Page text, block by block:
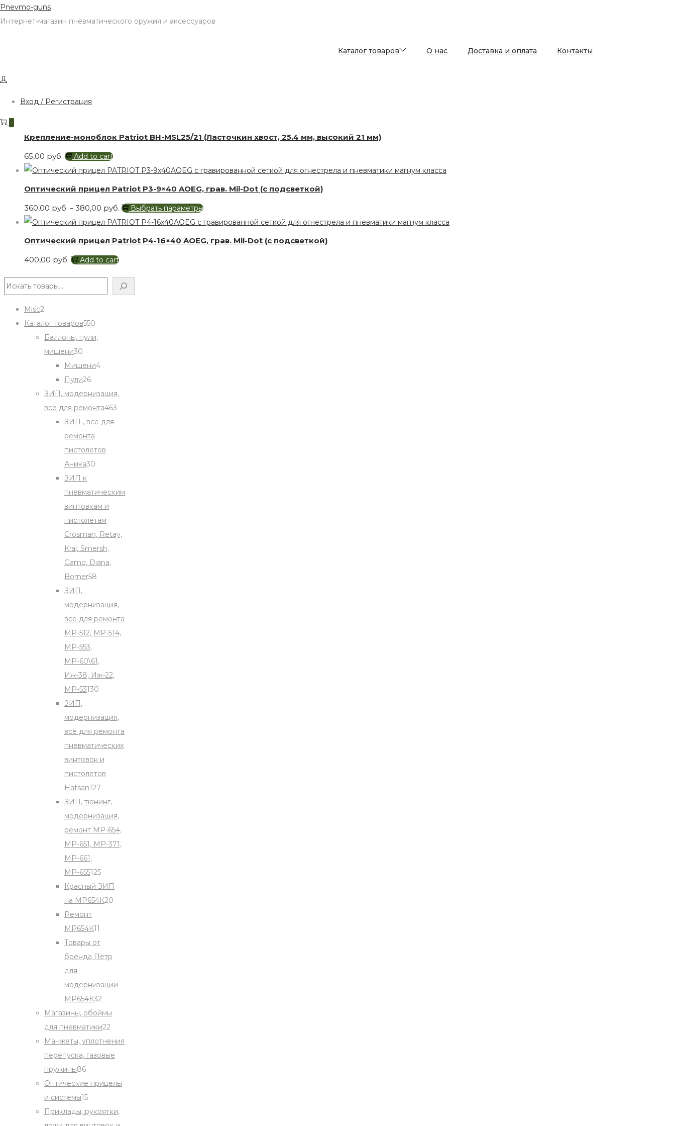
Skip
to
Skip
to
Pnevmo-guns
Интернет-магазин пневматического оружия и аксессуаров
Каталог товаров О нас Доставка и оплата Контакты
Вход / Регистрация
0
Показать 3 результатов
Крепление-моноблок Patriot BH-MSL25/21 (Ласточкин хвост, 25.4 мм, высокий 21 мм)
65,00 руб. Add to cart
Оптический прицел Patriot P3-9×40 AOEG, грав. Mil-Dot (с подсветкой)
360,00 руб. – 380,00 руб. Выбрать параметрыThis
product
Оптический прицел Patriot P4-16×40 AOEG, грав. Mil-Dot (c подсветкой)
400,00 руб. Add to cart
Поиск
Misc2
products
Каталог товаров550
products
Баллоны, пули,
мишени30
products
Мишени44
Пули2626
products
ЗИП, модернизация,
всё для ремонта463
ЗИП , всё для
ремонта
пистолетов
Аника30
ЗИП к
пневматическим
винтовкам и
пистолетам
Crosman, Retay,
Kral, Smersh,
Gamo, Diana,
Borner58
ЗИП,
модернизация,
всё для ремонта
МР-512, МР-514,
МР-553,
МР-60\61,
Иж-38, Иж-22,
МР-53130
ЗИП,
модернизация,
всё для ремонта
пневматических
винтовок и
пистолетов
Hatsan127
products
ЗИП, тюнинг,
модернизация,
ремонт МР-654,
МР-651, МР-371,
МР-661,
МР-655125125
products
Красный ЗИП
на МР654К20
Ремонт
МР654К11
products
Товары от
бренда Пётр
для
модернизации
МР654К32
products
Магазины, обоймы
для пневматики22
products
Манжеты, уплотнения
перепуска, газовые
пружины8686
products
Оптические прицелы
и системы1515
products
Приклады, рукоятки,